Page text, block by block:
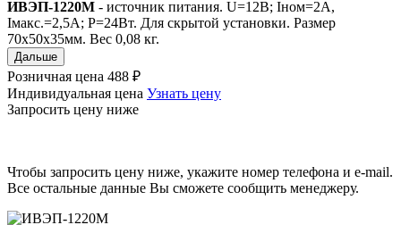
ИВЭП-1220M - источник питания. U=12B; Iном=2А,
Iмакс.=2,5А; P=24Вт. Для скрытой установки. Размер
70х50х35мм. Вес 0,08 кг.
Дальше
Розничная цена 488 ₽
Индивидуальная цена Узнать цену
Запросить цену ниже
Чтобы запросить цену ниже, укажите номер телефона и e-mail.
Все остальные данные Вы сможете сообщить менеджеру.